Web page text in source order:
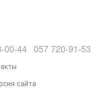
00-44 057 720-91-53
сайта